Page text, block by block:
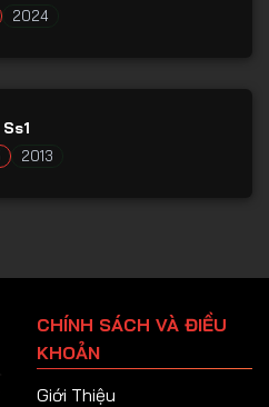
84
87
93
2024
2013
CHÍNH SÁCH VÀ ĐIỀU
KHOẢN
Giới Thiệu